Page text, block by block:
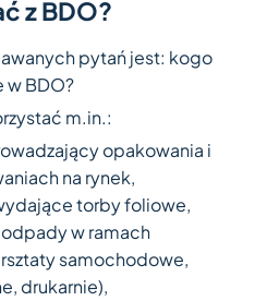
z BDO?
pytań jest: kogo
w BDO?
m.in.:
opakowania i
na rynek,
torby foliowe,
w ramach
samochodowe,
drukarnie),